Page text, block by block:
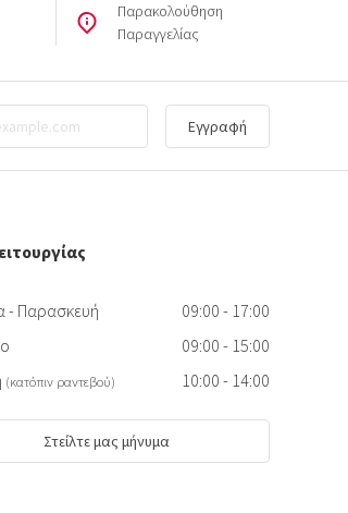
Παρακολούθηση
Παραγγελίας
Εγγραφή
- Παρασκευή
09:00 - 17:00
09:00 - 15:00
(κατόπιν ραντεβού) 10:00 - 14:00
Στείλτε μας μήνυμα